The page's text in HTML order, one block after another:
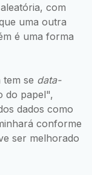
com
uma outra
é uma forma
se data-
do papel",
dados como
conforme
ser melhorado